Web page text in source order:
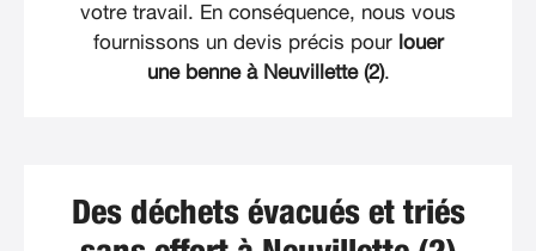
votre travail. En conséquence, nous vous
fournissons un devis précis pour louer
une benne à Neuvillette (2).
Des déchets évacués et triés